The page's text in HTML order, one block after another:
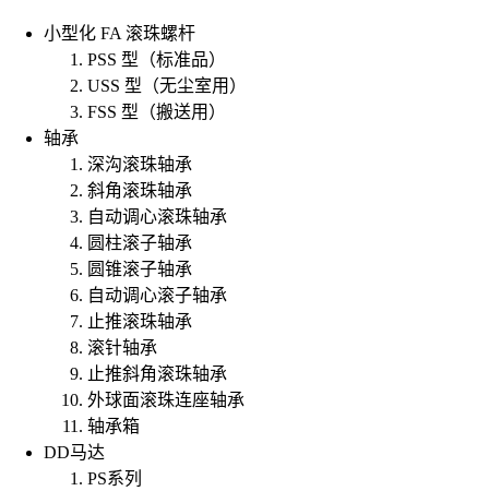
小型化 FA 滚珠螺杆
PSS 型（标准品）
USS 型（无尘室用）
FSS 型（搬送用）
轴承
深沟滚珠轴承
斜角滚珠轴承
自动调心滚珠轴承
圆柱滚子轴承
圆锥滚子轴承
自动调心滚子轴承
止推滚珠轴承
滚针轴承
止推斜角滚珠轴承
外球面滚珠连座轴承
轴承箱
DD马达
PS系列